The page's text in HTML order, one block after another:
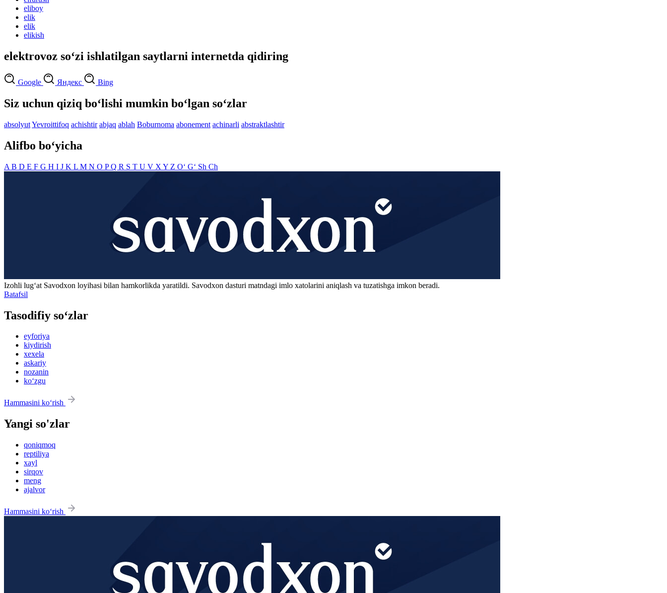
eliboy
elik
elik
elikish
elektrovoz so‘zi ishlatilgan saytlarni internetda qidiring
Google Яндекс Bing
Siz uchun qiziq bo‘lishi mumkin bo‘lgan so‘zlar
absolyutYevroittifoq achishtir abjaq ablah Boburnoma abonement achinarli abstraktlashtir
Alifbo bo‘yicha
A B D E F G H I J K L M N O PQ R S T U V X Y Z O‘ G‘ Sh Ch
Izohli lugʻat Savodxon loyihasi bilan hamkorlikda yaratildi. Savodxon dasturi matndagi imlo xatolarini aniqlash va tuzatishga imkon beradi.
Batafsil
Tasodifiy so‘zlar
eyforiya
kiydirish
xexela
askariy
nozanin
ko‘zgu
Hammasini ko‘rish
Yangi so'zlar
qoniqmoq
reptiliya
xayl
sirqov
meng
ajalvor
Hammasini ko‘rish